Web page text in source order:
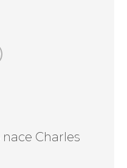
nace Charles